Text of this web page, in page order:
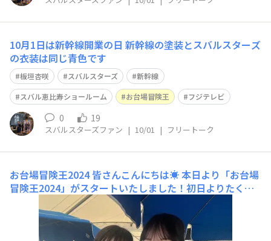
10月1日は新幹線開業の日 新幹線の塗装とスバルスターズ
の衣装は同じ青色です
板垣杏咲 スバルスターズ
新幹線
スバル恵比寿ショールーム
お台場冒険王 フジテレビ
0 19
スバルスターズファン | 10/01 | フリートーク
お台場冒険王2024皆さんこんにちは☀️ 本日より「お台場
冒険王2024」がスタートいたしました！初日よりたくさ
んのお客様にご来場いただき会場は大盛況ですよ🥳 イベ
ント詳細⬇️https://www.fujitv.co.jp/bohkenoh2024/ 夏
の思い出つくりにぜひお越しください